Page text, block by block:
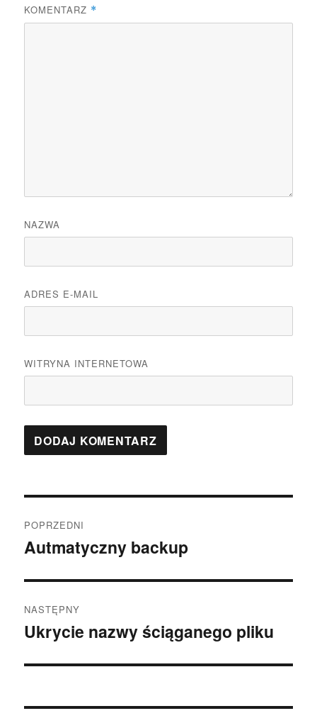
KOMENTARZ *
NAZWA
ADRES E-MAIL
WITRYNA INTERNETOWA
wpisu
POPRZEDNI
Poprzedni
Autmatyczny backup
NASTĘPNY
Następny
Ukrycie nazwy ściąganego pliku